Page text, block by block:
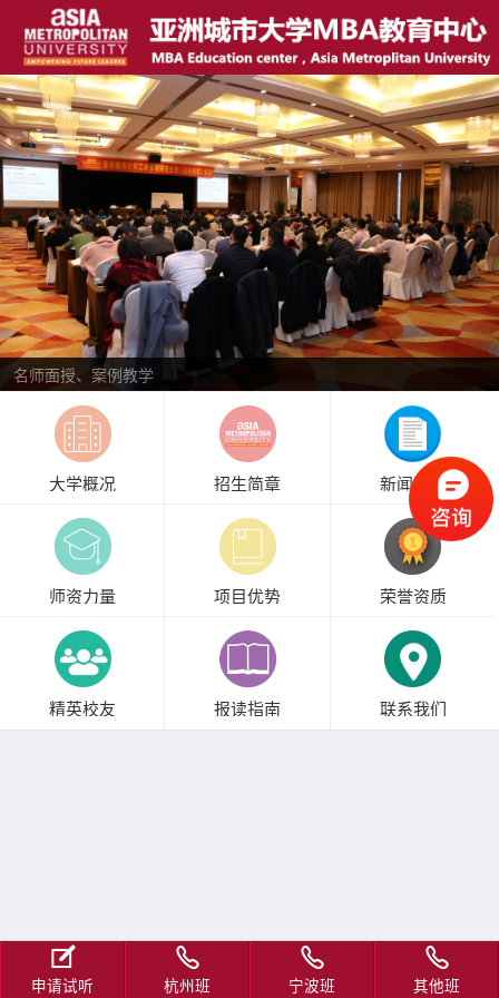
名师面授、案例教学
大学概况 招生简章 新闻资讯
师资力量 项目优势 荣誉资质
精英校友 报读指南 联系我们
申请试听 杭州班 宁波班 其他班